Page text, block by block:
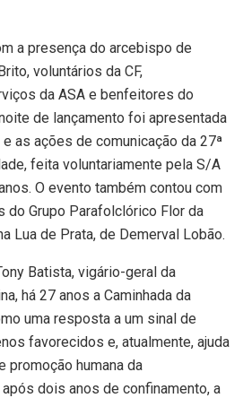
a presença do arcebispo de
voluntários da CF,
da ASA e benfeitores do
de lançamento foi apresentada
as ações de comunicação da 27ª
feita voluntariamente pela S/A
O evento também contou com
do Grupo Parafolclórico Flor da
Lua de Prata, de Demerval Lobão.
Batista, vigário-geral da
há 27 anos a Caminhada da
uma resposta a um sinal de
favorecidos e, atualmente, ajuda
promoção humana da
dois anos de confinamento, a